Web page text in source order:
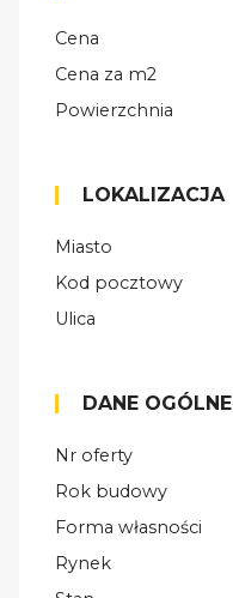
Cena
Cena za m2
Powierzchnia
LOKALIZACJA
Miasto
Kod pocztowy
Ulica
DANE OGÓLNE
Nr oferty
Rok budowy
Forma własności
Rynek